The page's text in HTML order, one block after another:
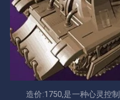
造价:1750,是一种心灵控制